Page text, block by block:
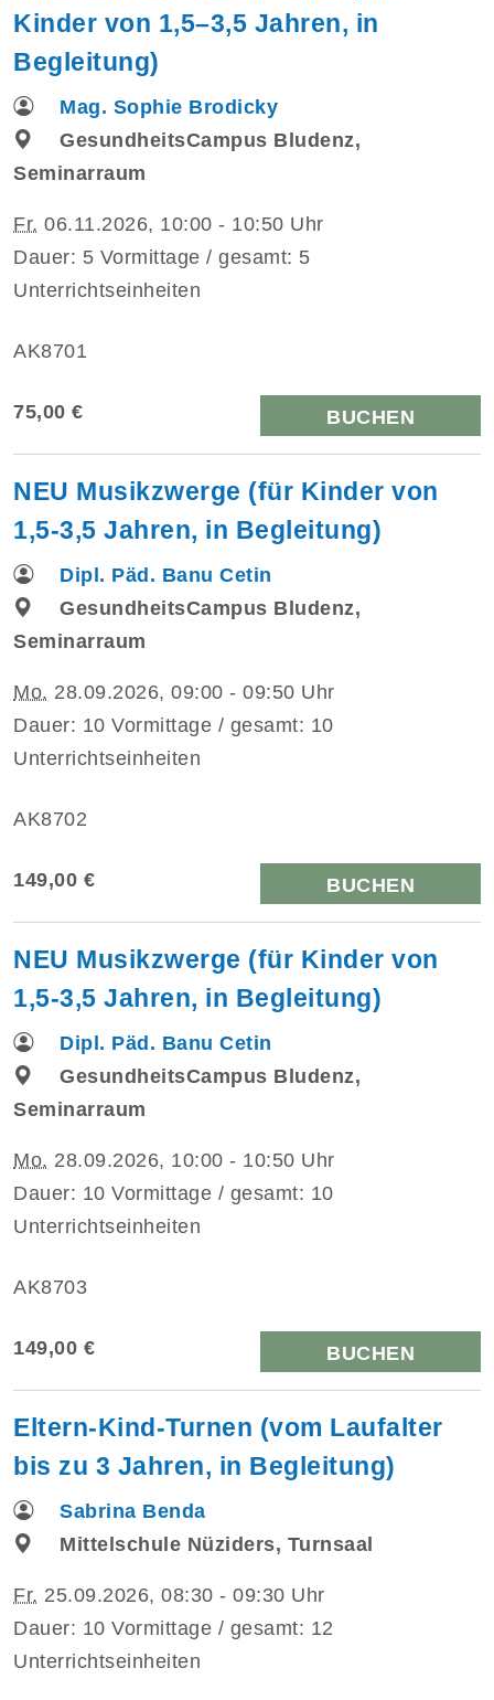
Kinder von 1,5–3,5 Jahren, in
Begleitung)
Mag. Sophie Brodicky
GesundheitsCampus Bludenz,
Seminarraum
Fr. 06.11.2026, 10:00 - 10:50 Uhr
Dauer: 5 Vormittage / gesamt: 5
Unterrichtseinheiten
AK8701
75,00 € BUCHEN
NEU Musikzwerge (für Kinder von
1,5-3,5 Jahren, in Begleitung)
Dipl. Päd. Banu Cetin
GesundheitsCampus Bludenz,
Seminarraum
Mo. 28.09.2026, 09:00 - 09:50 Uhr
Dauer: 10 Vormittage / gesamt: 10
Unterrichtseinheiten
AK8702
149,00 € BUCHEN
NEU Musikzwerge (für Kinder von
1,5-3,5 Jahren, in Begleitung)
Dipl. Päd. Banu Cetin
GesundheitsCampus Bludenz,
Seminarraum
Mo. 28.09.2026, 10:00 - 10:50 Uhr
Dauer: 10 Vormittage / gesamt: 10
Unterrichtseinheiten
AK8703
149,00 € BUCHEN
Eltern-Kind-Turnen (vom Laufalter
bis zu 3 Jahren, in Begleitung)
Sabrina Benda
Mittelschule Nüziders, Turnsaal
Fr. 25.09.2026, 08:30 - 09:30 Uhr
Dauer: 10 Vormittage / gesamt: 12
Unterrichtseinheiten